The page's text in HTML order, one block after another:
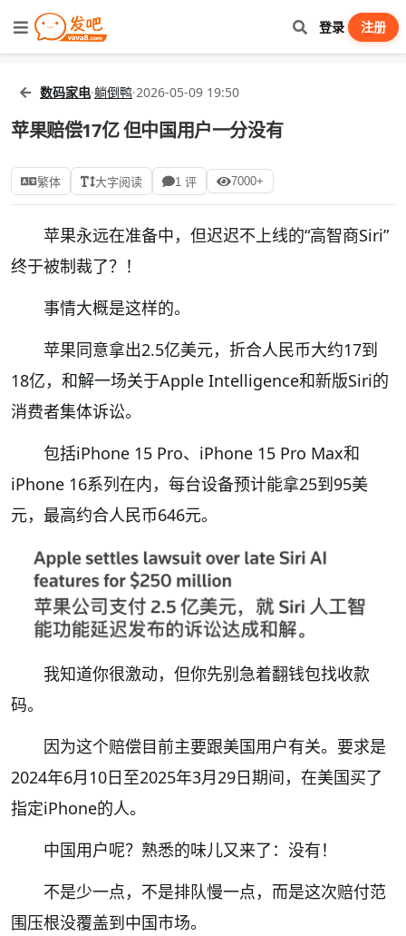
登录 注册
数码家电·躺倒鸭·2026-05-09 19:50
苹果赔偿17亿 但中国用户一分没有
繁体 大字阅读 1 评 7000+
苹果永远在准备中，但迟迟不上线的“高智商Siri”
终于被制裁了？！
事情大概是这样的。
苹果同意拿出2.5亿美元，折合人民币大约17到
18亿，和解一场关于Apple Intelligence和新版Siri的
消费者集体诉讼。
包括iPhone 15 Pro、iPhone 15 Pro Max和
iPhone 16系列在内，每台设备预计能拿25到95美
元，最高约合人民币646元。
我知道你很激动，但你先别急着翻钱包找收款
码。
因为这个赔偿目前主要跟美国用户有关。要求是
2024年6月10日至2025年3月29日期间，在美国买了
指定iPhone的人。
中国用户呢？熟悉的味儿又来了：没有！
不是少一点，不是排队慢一点，而是这次赔付范
围压根没覆盖到中国市场。